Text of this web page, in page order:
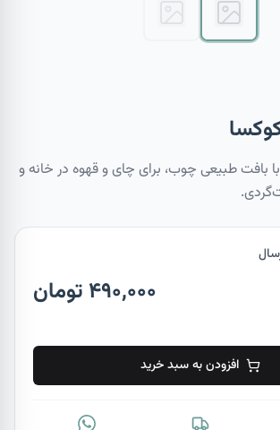
بافت طبیعی چوب، برای چای و قهوه در خانه و
۴۹۰,۰۰۰ تومان
افزودن به سبد خرید